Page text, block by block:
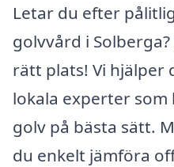
Letar du efter
golvvård i
rätt plats! Vi hjälper
lokala experter som
golv på bästa sätt.
du enkelt jämföra